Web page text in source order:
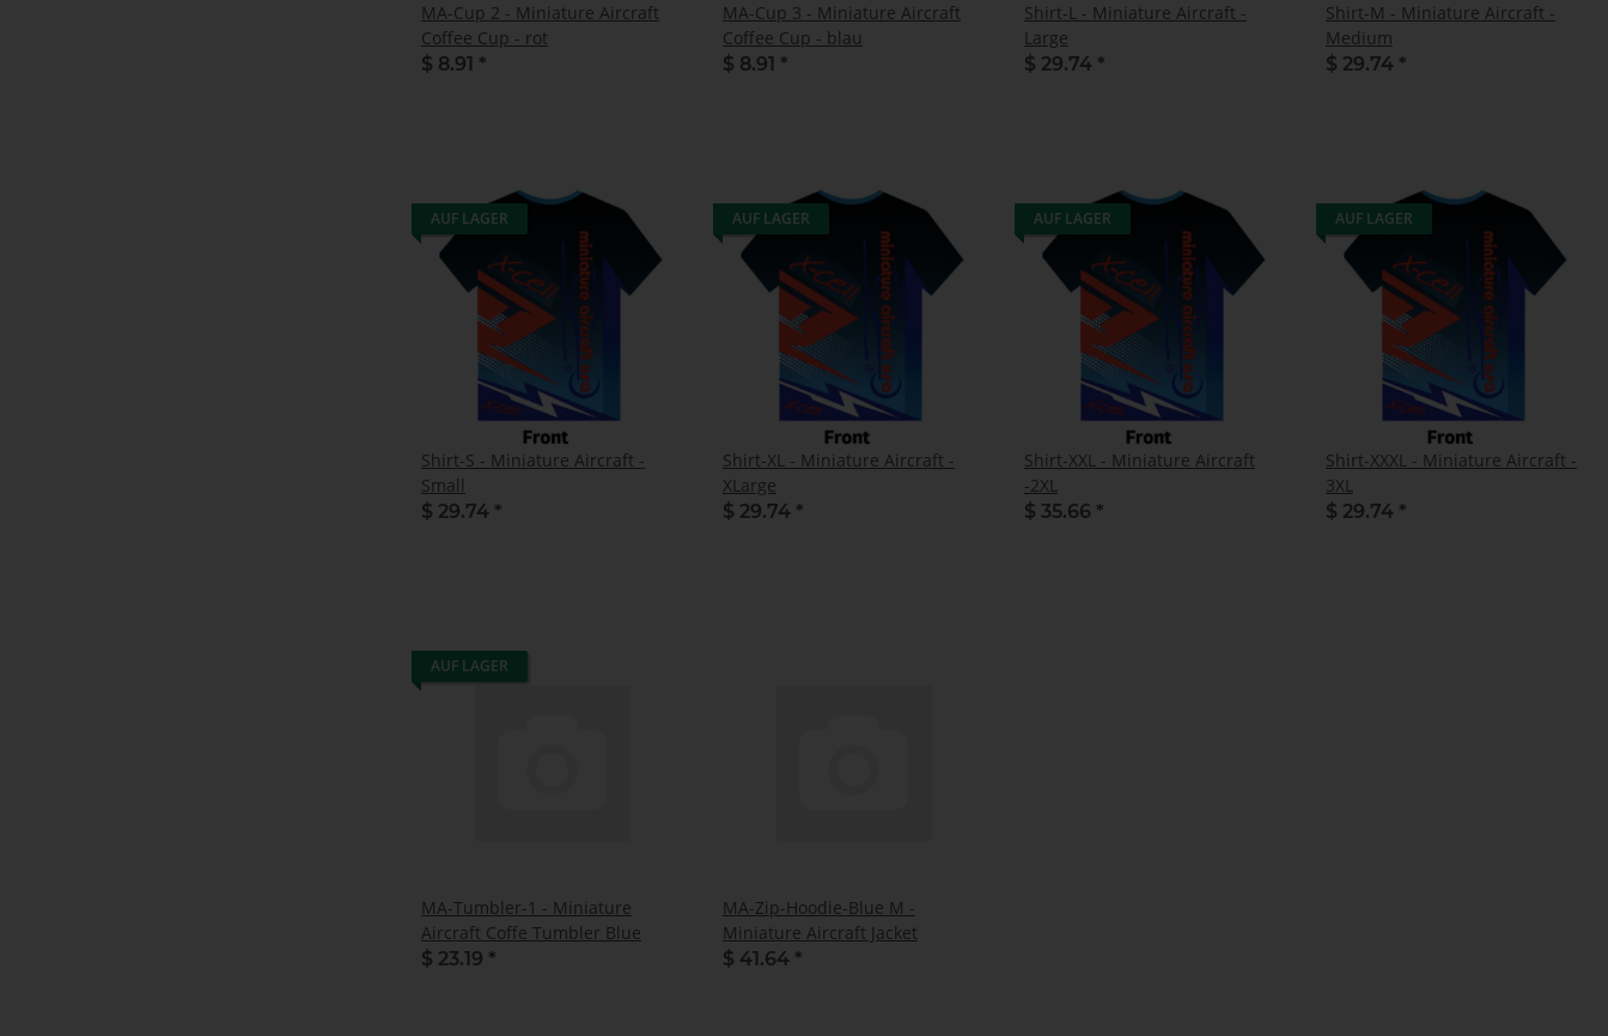
MA-Cup 2 - Miniature Aircraft
Coffee Cup - rot
$ 8.91 *
MA-Cup 3 - Miniature Aircraft
Coffee Cup - blau
$ 8.91 *
Shirt-L - Miniature Aircraft -
Large
$ 29.74 *
Shirt-M - Miniature Aircraft -
Medium
$ 29.74 *
AUF LAGER
Shirt-S - Miniature Aircraft -
Small
$ 29.74 *
AUF LAGER
Shirt-XL - Miniature Aircraft -
XLarge
$ 29.74 *
AUF LAGER
Shirt-XXL - Miniature Aircraft
-2XL
$ 35.66 *
AUF LAGER
Shirt-XXXL - Miniature Aircraft -
3XL
$ 29.74 *
AUF LAGER
MA-Tumbler-1 - Miniature
Aircraft Coffe Tumbler Blue
$ 23.19 *
MA-Zip-Hoodie-Blue M -
Miniature Aircraft Jacket
$ 41.64 *